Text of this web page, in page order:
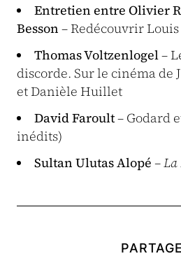
Entretien entre Olivier
Besson – Redécouvrir
Thomas Voltzenlogel–
discorde. Sur le cinéma de
et Danièle Huillet
David Faroult– Godard
inédits)
Sultan Ulutas Alopé – La